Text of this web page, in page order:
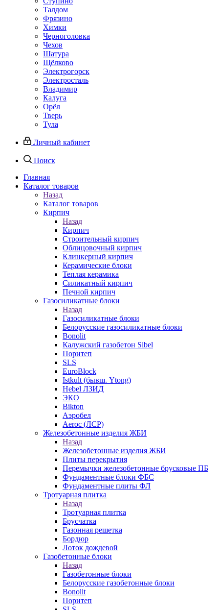
Талдом
Фрязино
Химки
Черноголовка
Чехов
Шатура
Щёлково
Электрогорск
Электросталь
Владимир
Калуга
Орёл
Тверь
Тула
Личный кабинет
Поиск
Главная
Каталог товаров
Назад
Каталог товаров
Кирпич
Назад
Кирпич
Строительный кирпич
Облицовочный кирпич
Клинкерный кирпич
Керамические блоки
Теплая керамика
Силикатный кирпич
Печной кирпич
Газосиликатные блоки
Назад
Газосиликатные блоки
Белорусские газосиликатные блоки
Bonolit
Калужский газобетон Sibel
Поритеп
SLS
EuroBlock
Istkult (бывш. Ytong)
Hebel ЛЗИД
ЭКО
Bikton
Аэробел
Aeroc (ЛСР)
Железобетонные изделия ЖБИ
Назад
Железобетонные изделия ЖБИ
Плиты перекрытия
Перемычки железобетонные брусковые ПБ
Фундаментные блоки ФБС
Фундаментные плиты ФЛ
Тротуарная плитка
Назад
Тротуарная плитка
Брусчатка
Газонная решетка
Бордюр
Лоток дождевой
Газобетонные блоки
Назад
Газобетонные блоки
Белорусские газобетонные блоки
Bonolit
Поритеп